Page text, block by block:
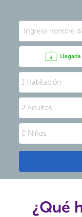
Llegada
¿Qué